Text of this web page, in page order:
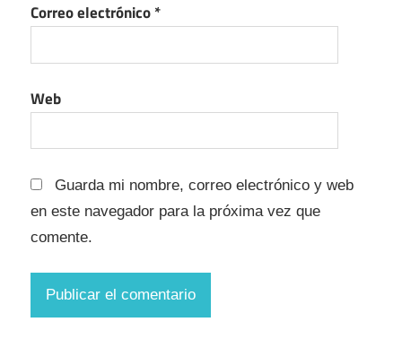
Correo electrónico*
Web
Guarda mi nombre, correo electrónico y web
en este navegador para la próxima vez que
comente.